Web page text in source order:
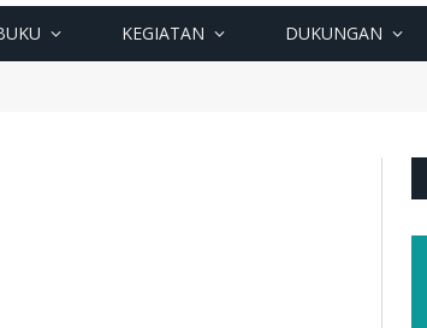
KEGIATAN DUKUNGAN